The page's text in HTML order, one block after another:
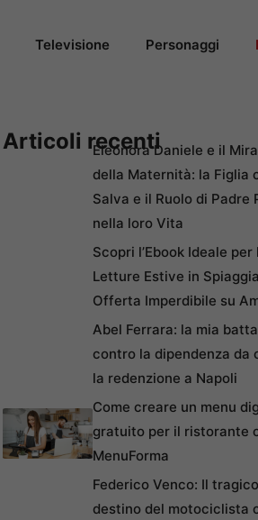
Televisione Personaggi
Articoli recentiEleonora Daniele e il
della Maternità: la Figlia
Salva e il Ruolo di Padre
nella loro Vita
Scopri l’Ebook Ideale per
Letture Estive in
Offerta Imperdibile su
Abel Ferrara: la mia
contro la dipendenza da
la redenzione a Napoli
Come creare un menu
gratuito per il ristorante
MenuForma
Federico Venco: Il tragico
destino del motociclista